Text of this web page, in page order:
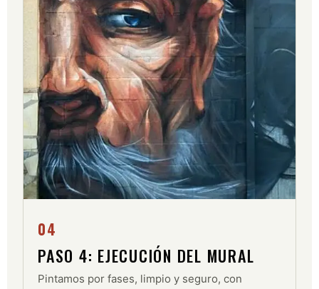
04
PASO 4: EJECUCIÓN DEL MURAL
Pintamos por fases, limpio y seguro, con